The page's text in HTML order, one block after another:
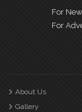
For
For
About Us
Gallery